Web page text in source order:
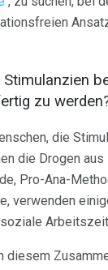
zu
die
die Drogen
Pro-Ana-
verwenden
diesem